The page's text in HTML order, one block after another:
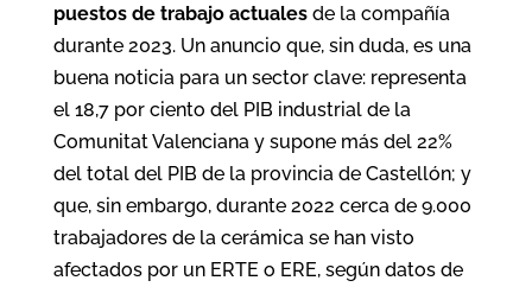
puestos de trabajo actualesde la compañía
durante 2023. Un anuncio que, sin duda, es una
buena noticia para un sector clave: representa
el 18,7 por ciento del PIB industrial de la
Comunitat Valenciana y supone más del 22%
del total del PIB de la provincia de Castellón; y
que, sin embargo, durante 2022 cerca de 9.000
trabajadores de la cerámica se han visto
afectados por un ERTE o ERE, según datos de